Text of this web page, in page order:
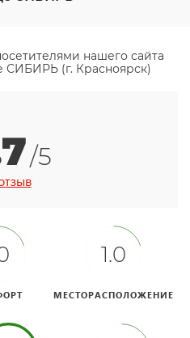
нашего сайта
СИБИРЬ (г. Красноярск)
/5
1.0
МЕСТОРАСПОЛОЖЕНИЕ